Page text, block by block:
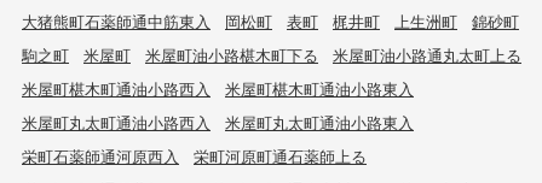
大猪熊町石薬師通中筋東入
岡松町 表町 梶井町 上生洲町
錦砂町
駒之町
米屋町 米屋町油小路椹木町下る
米屋町油小路通丸太町上る
米屋町椹木町通油小路西入
米屋町椹木町通油小路東入
米屋町丸太町通油小路西入
米屋町丸太町通油小路東入
栄町石薬師通河原西入
栄町河原町通石薬師上る